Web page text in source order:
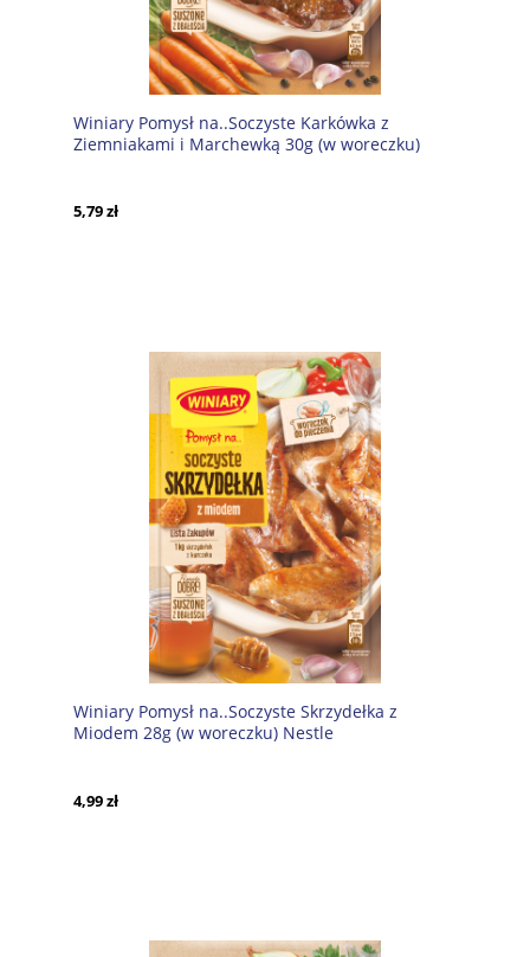
Winiary Pomysł na..Soczyste Karkówka z
Ziemniakami i Marchewką 30g (w woreczku)
5,79 zł
Winiary Pomysł na..Soczyste Skrzydełka z
Miodem 28g (w woreczku) Nestle
4,99 zł